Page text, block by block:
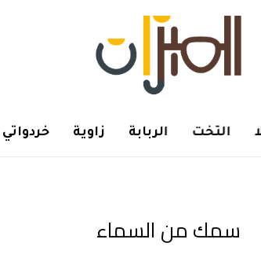
التخت الربابة زاوية خردواتي
سمك من السماء